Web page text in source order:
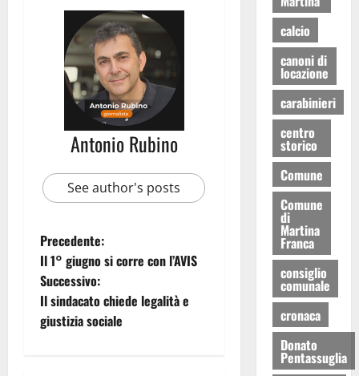
Antonio Rubino
See author's posts
Precedente:
Il 1° giugno si corre con l’AVIS
Successivo:
Il sindacato chiede legalità e
giustizia sociale
calcio
canoni di
locazione
carabinieri
centro
storico
Comune
Comune
di
Martina
Franca
consiglio
comunale
cronaca
Donato
Pentassuglia